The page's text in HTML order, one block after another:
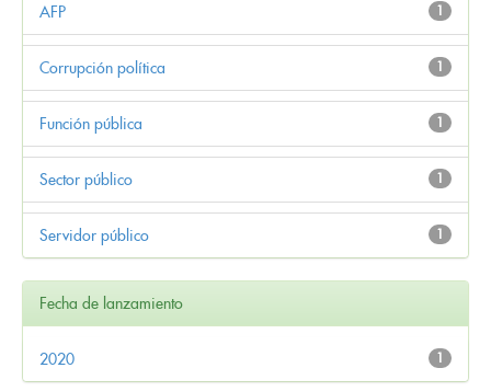
1
AFP
1
Corrupción política
1
Función pública
1
Sector público
1
Servidor público
Fecha de lanzamiento
1
2020